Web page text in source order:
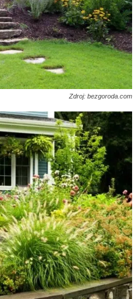
Zdroj: bezgoroda.com